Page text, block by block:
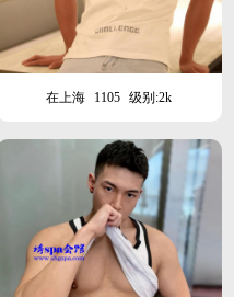
在上海 1105 级别:2k